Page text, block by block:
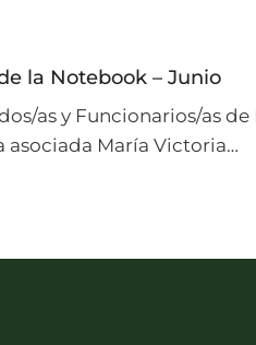
la Notebook – Junio
as y Funcionarios/as de
asociada María Victoria…